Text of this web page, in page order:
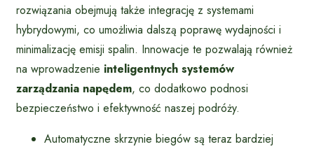
rozwiązania obejmują także integrację z systemami
hybrydowymi, co umożliwia dalszą poprawę wydajności i
minimalizację emisji spalin. Innowacje te pozwalają również
na wprowadzenie inteligentnych systemów
zarządzania napędem, co dodatkowo podnosi
bezpieczeństwo i efektywność naszej podróży.
Automatyczne skrzynie biegów są teraz bardziej